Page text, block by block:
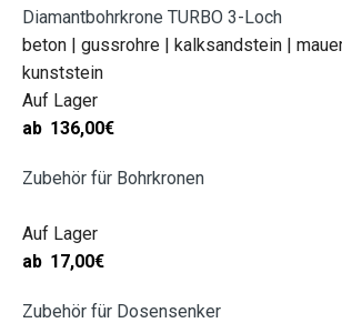
Diamantbohrkrone TURBO 3-Loch
beton | gussrohre | kalksandstein |
kunststein
Auf Lager
ab 136,00€
Zubehör für Bohrkronen
Auf Lager
ab 17,00€
Zubehör für Dosensenker